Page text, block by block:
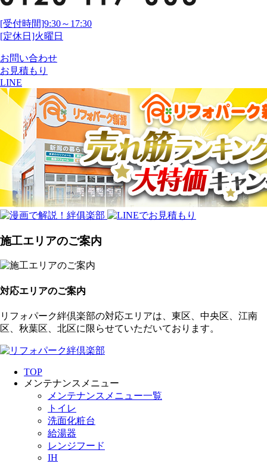
[受付時間]9:30～17:30
[定休日]火曜日
お問い合わせ
お見積もり
LINE
施工エリアのご案内
対応エリアのご案内
リフォパーク絆倶楽部の対応エリアは、東区、中央区、江南
区、秋葉区、北区に限らせていただいております。
TOP
メンテナンスメニュー
メンテナンスメニュー一覧
トイレ
洗面化粧台
給湯器
レンジフード
IH